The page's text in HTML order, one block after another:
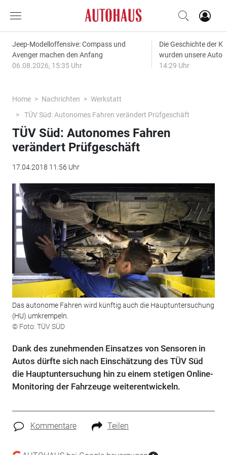
Jeep-Modelloffensive: Compass und
Avenger machen den Anfang
06.08.2026, 15:35 Uhr
Die Geschichte der
wurden unsere
14:29 Uhr
Home Nachrichten
Werkstatt
TÜV Süd: Autonomes Fahren verändert Prüfgeschäft
TÜV Süd: Autonomes Fahren
verändert Prüfgeschäft
17.04.2018 11:56 Uhr
Das autonome Fahren wird künftig auch die Hauptuntersuchung
(HU) umkrempeln.
© Foto: TÜV SÜD
Dank des zunehmenden Einsatzes von Sensoren in
Autos dürfte sich nach Einschätzung des TÜV Süd
die Hauptuntersuchung hin zu einem stetigen Online-
Monitoring der Fahrzeuge weiterentwickeln.
Kommentare Teilen